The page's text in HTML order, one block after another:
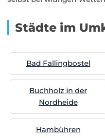
Städte im
Bad Fallingbostel
Buchholz in der
Nordheide
Hambühren